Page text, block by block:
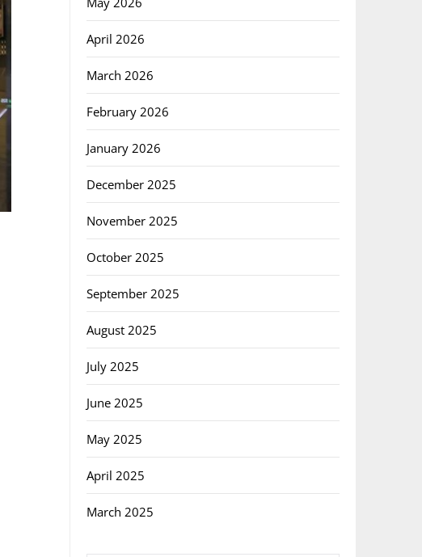
April 2026
March 2026
February 2026
January 2026
December 2025
November 2025
October 2025
September 2025
August 2025
July 2025
June 2025
May 2025
April 2025
March 2025